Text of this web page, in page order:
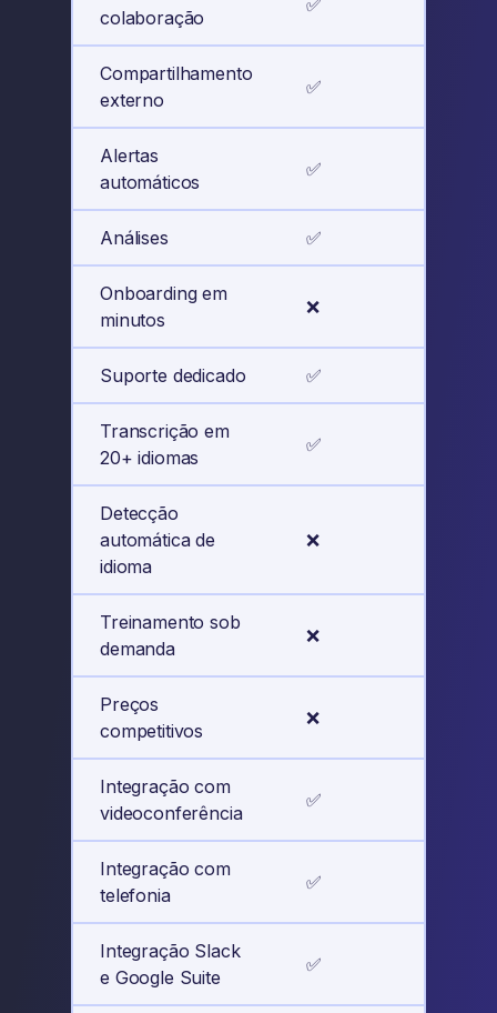
colaboração
✅
Compartilhamento
externo
✅
Alertas
automáticos
✅
Análises ✅
Onboarding em
minutos
❌
Suporte dedicado ✅
Transcrição em
20+ idiomas
✅
Detecção
automática de
idioma
❌
Treinamento sob
demanda
❌
Preços
competitivos
❌
Integração com
videoconferência
✅
Integração com
telefonia
✅
Integração Slack
e Google Suite
✅